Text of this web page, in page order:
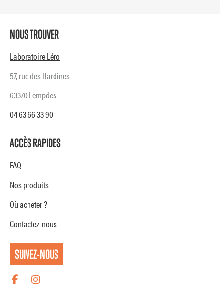
NOUS TROUVER
Laboratoire Léro
57, rue des Bardines
63370 Lempdes
04 63 66 33 90
ACCÈS RAPIDES
FAQ
Nos produits
Où acheter ?
Contactez-nous
SUIVEZ-NOUS